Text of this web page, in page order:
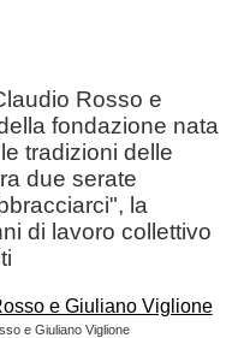
Rosso e
fondazione nata
tradizioni delle
due serate
la
di lavoro collettivo
e Giuliano Viglione